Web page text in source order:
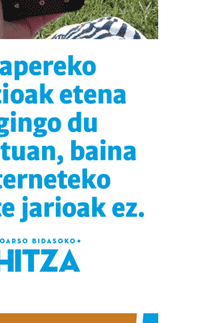
dezakezu.
baimenik eskatzen, eta beren
babesten dira. Ikusi gure
ustez zein helburutarako
eta horren aurka nola egin
prozesatzeko moduari
eta ezarri zure lehentasunak
unetan alda edo ken dezakezu
propioak eta hirugarrenen cookie-
cookie teknologiaz